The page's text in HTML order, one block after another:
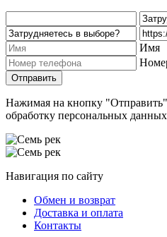
Имя
Отправить
Нажимая на кнопку
обработку персональных
Навигация по сайту
Обмен и возврат
Доставка и оплата
Контакты